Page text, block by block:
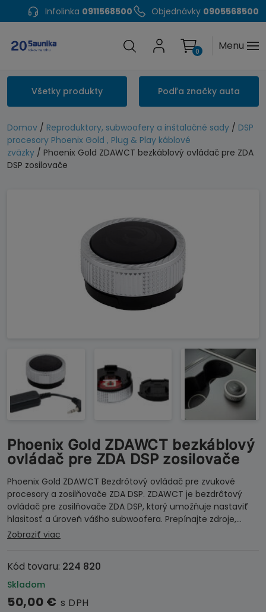
Infolinka 0911568500 Objednávky 0905568500
Menu
0
Všetky produkty Podľa značky auta
Domov / Reproduktory, subwoofery a inštalačné sady / DSP
procesory Phoenix Gold , Plug & Play káblové
zväzky / Phoenix Gold ZDAWCT bezkáblový ovládač pre ZDA
DSP zosilovače
Phoenix Gold ZDAWCT bezkáblový
ovládač pre ZDA DSP zosilovače
Phoenix Gold ZDAWCT Bezdrôtový ovládač pre zvukové
procesory a zosilňovače ZDA DSP. ZDAWCT je bezdrôtový
ovládač pre zosilňovače ZDA DSP, ktorý umožňuje nastaviť
hlasitosť a úroveň vášho subwoofera. Prepínajte zdroje,…
Zobraziť viac
Kód tovaru: 224 820
Skladom
50,00 € s DPH